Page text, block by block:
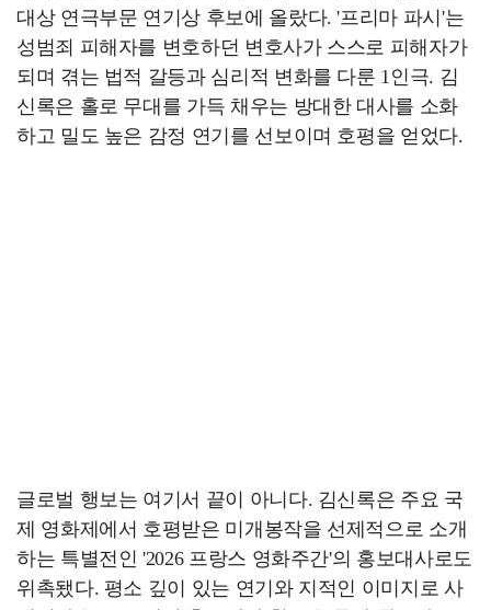
대상 연극부문 연기상 후보에 올랐다. '프리마 파시'는
성범죄 피해자를 변호하던 변호사가 스스로 피해자가
되며 겪는 법적 갈등과 심리적 변화를 다룬 1인극. 김
신록은 홀로 무대를 가득 채우는 방대한 대사를 소화
하고 밀도 높은 감정 연기를 선보이며 호평을 얻었다.
글로벌 행보는 여기서 끝이 아니다. 김신록은 주요 국
제 영화제에서 호평받은 미개봉작을 선제적으로 소개
하는 특별전인 '2026 프랑스 영화주간'의 홍보대사로도
위촉됐다. 평소 깊이 있는 연기와 지적인 이미지로 사